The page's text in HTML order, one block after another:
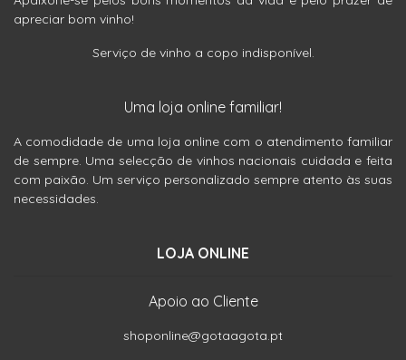
apreciar bom vinho!
Serviço de vinho a copo indisponível.
Uma loja online familiar!
A comodidade de uma loja online com o atendimento familiar
de sempre. Uma selecção de vinhos nacionais cuidada e feita
com paixão. Um serviço personalizado sempre atento às suas
necessidades.
LOJA ONLINE
Apoio ao Cliente
shoponline@gotaagota.pt